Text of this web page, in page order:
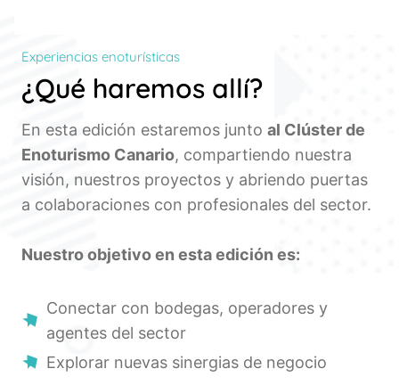
Experiencias enoturísticas
¿Qué haremos allí?
En esta edición estaremos junto al Clúster de
Enoturismo Canario, compartiendo nuestra
visión, nuestros proyectos y abriendo puertas
a colaboraciones con profesionales del sector.
Nuestro objetivo en esta edición es:
Conectar con bodegas, operadores y
agentes del sector
Explorar nuevas sinergias de negocio